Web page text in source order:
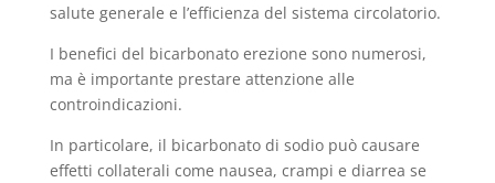
salute generale e l’efficienza del sistema circolatorio.
I benefici del bicarbonato erezione sono numerosi,
ma è importante prestare attenzione alle
controindicazioni.
In particolare, il bicarbonato di sodio può causare
effetti collaterali come nausea, crampi e diarrea se